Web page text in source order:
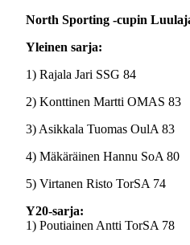
North Sporting -cupin
Yleinen sarja:
1) Rajala Jari SSG 84
2) Konttinen Martti OMAS 83
3) Asikkala Tuomas OulA 83
4) Mäkäräinen Hannu SoA 80
5) Virtanen Risto TorSA 74
Y20-sarja:
1) Poutiainen Antti TorSA 78